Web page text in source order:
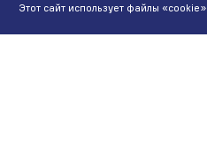
Этот сайт использует файлы «cookie»